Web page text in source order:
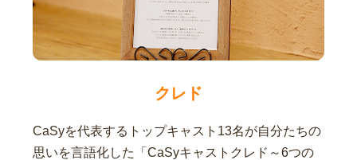
クレド
CaSyを代表するトップキャスト13名が自分たちの
思いを言語化した「CaSyキャストクレド～6つの